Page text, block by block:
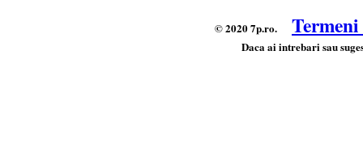
© 2020 7p.ro.
Daca ai intrebari sau